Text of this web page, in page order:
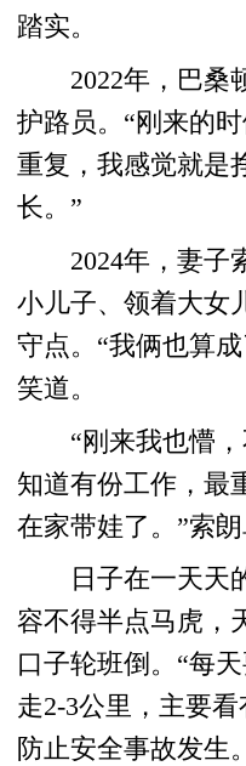
踏实。
2022年，巴桑
护路员。“刚来的
重复，我感觉就是
长。”
2024年，妻子
小儿子、领着大女
守点。“我俩也算
笑道。
“刚来我也懵，
知道有份工作，最
在家带娃了。”索
日子在一天天的
容不得半点马虎，
口子轮班倒。“每
走2-3公里，主要
防止安全事故发生